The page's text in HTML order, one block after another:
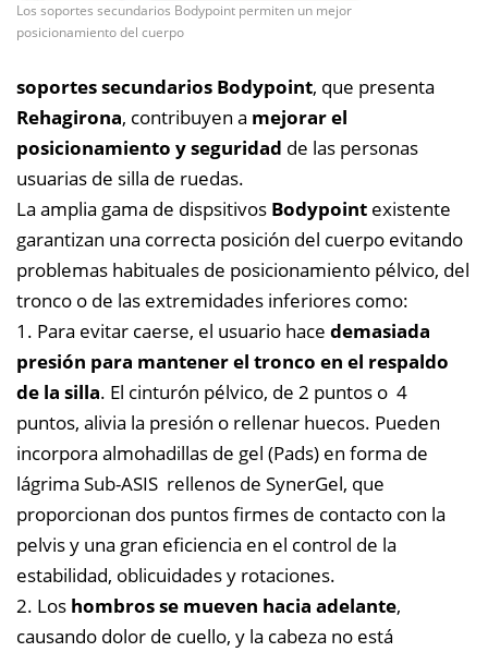
Los soportes secundarios Bodypoint permiten un mejor
posicionamiento del cuerpo
soportes secundarios Bodypoint, que presenta
Rehagirona, contribuyen a mejorar el
posicionamiento y seguridad de las personas
usuarias de silla de ruedas.
La amplia gama de dispsitivos Bodypoint existente
garantizan una correcta posición del cuerpo evitando
problemas habituales de posicionamiento pélvico, del
tronco o de las extremidades inferiores como:
1. Para evitar caerse, el usuario hace demasiada
presión para mantener el tronco en el respaldo
de la silla. El cinturón pélvico, de 2 puntos o 4
puntos, alivia la presión o rellenar huecos. Pueden
incorpora almohadillas de gel (Pads) en forma de
lágrima Sub-ASIS rellenos de SynerGel, que
proporcionan dos puntos firmes de contacto con la
pelvis y una gran eficiencia en el control de la
estabilidad, oblicuidades y rotaciones.
2. Los hombros se mueven hacia adelante,
causando dolor de cuello, y la cabeza no está